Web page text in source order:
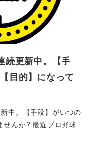
続更新中。【手
目的】になって
中。【手段】がいつの
せんか? 最近プロ野球